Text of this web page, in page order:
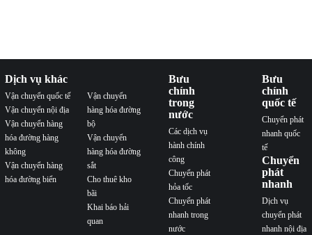
Dịch vụ khác
Vận chuyển quốc tế
Vận chuyển nội địa
Vận chuyển hàng
hóa đường hàng
không
Vận chuyển hàng
hóa đường biển
Vận chuyển
hàng hóa đường
bộ
Vận chuyển
hàng hóa đường
sắt
Cho thuê kho
bãi
Khai báo hải
quan
Bưu
chính
trong
nước
Các dịch vụ
hành chính
công
Chuyển phát
hỏa tốc
Chuyển phát
nhanh trong
nước
Bưu
chính
quốc tế
Chuyển phát
nhanh quốc
tế
Chuyển
phát
nhanh
Dịch vụ
chuyển phát
nhanh nội địa